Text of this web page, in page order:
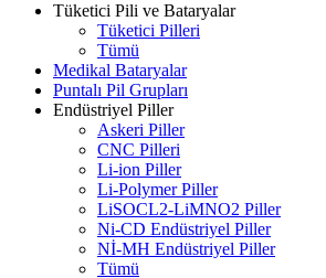
Tüketici Pili ve Bataryalar
Tüketici Pilleri
Tümü
Medikal Bataryalar
Puntalı Pil Grupları
Endüstriyel Piller
Askeri Piller
CNC Pilleri
Li-ion Piller
Li-Polymer Piller
LiSOCL2-LiMNO2 Piller
Ni-CD Endüstriyel Piller
Nİ-MH Endüstriyel Piller
Tümü